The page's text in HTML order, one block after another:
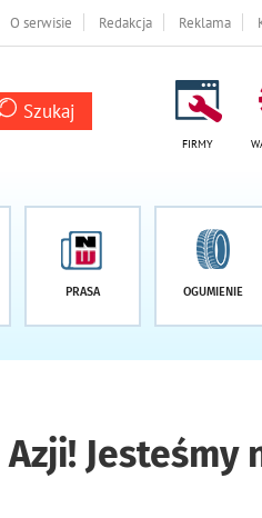
O serwisie Redakcja Reklama
FIRMY
PRASA OGUMIENIE
Jesteśmy